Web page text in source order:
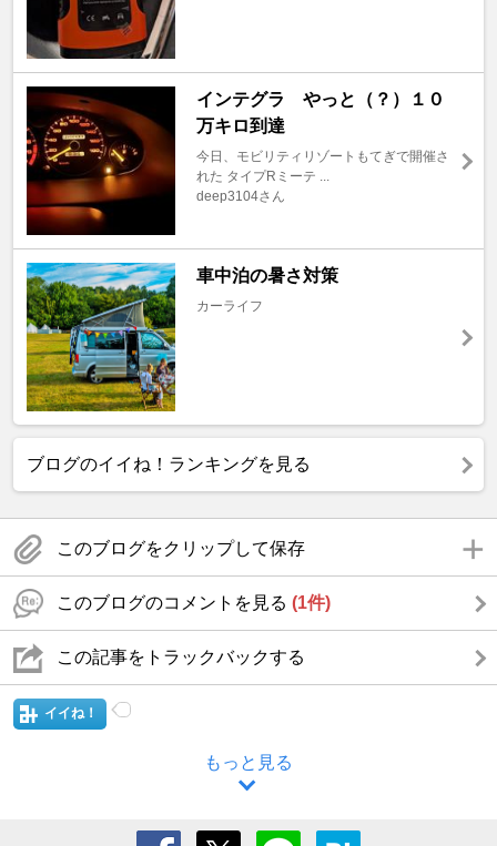
インテグラ やっと（？）１０
万キロ到達
今日、モビリティリゾートもてぎで開催さ
れた タイプRミーテ ...
deep3104さん
車中泊の暑さ対策
カーライフ
ブログのイイね！ランキングを見る
このブログをクリップして保存
このブログのコメントを見る (1件)
この記事をトラックバックする
イイね！
もっと見る